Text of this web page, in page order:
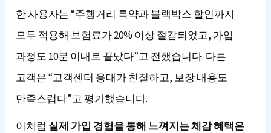
한 사용자는 “주행거리 특약과 블랙박스 할인까지
모두 적용해 보험료가 20% 이상 절감되었고, 가입
과정도 10분 이내로 끝났다”고 전했습니다. 다른
고객은 “고객센터 응대가 친절하고, 보장 내용도
만족스럽다”고 평가했습니다.
이처럼 실제 가입 경험을 통해 느껴지는 체감 혜택은